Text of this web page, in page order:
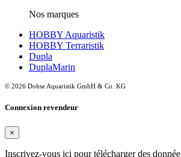
Nos marques
HOBBY Aquaristik
HOBBY Terraristik
Dupla
DuplaMarin
© 2026 Dohse Aquaristik GmbH & Co. KG
Connexion revendeur
×
Inscrivez-vous ici pour télécharger des